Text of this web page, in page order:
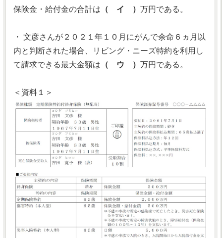
保険金・給付金の合計は （ イ ） 万円である。
・ 文彦さんが２０２１年１０月にがんで余命６ヵ月以
内と判断された場合、リビング・ニーズ特約を利用し
て請求できる最大金額は （ ウ ） 万円である。
＜資料１＞